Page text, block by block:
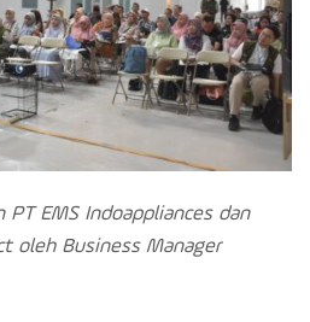
PT EMS Indoappliances dan
oleh Business Manager